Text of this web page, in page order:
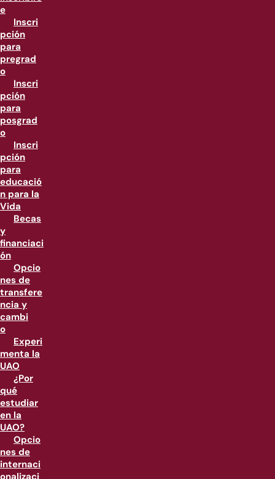
e
Inscri
pción
para
pregrad
o
Inscri
pción
para
posgrad
o
Inscri
pción
para
educació
n para la
Vida
Becas
y
financiaci
ón
Opcio
nes de
transfere
ncia y
cambi
o
Experi
menta la
UAO
¿Por
qué
estudiar
en la
UAO?
Opcio
nes de
internaci
onalizaci